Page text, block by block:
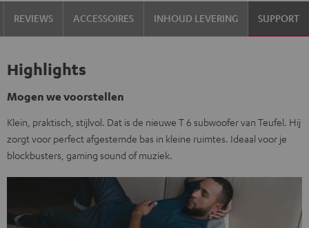
REVIEWS ACCESSOIRES INHOUD LEVERING SUPPORT
Highlights
Mogen we voorstellen
Klein, praktisch, stijlvol. Dat is de nieuwe T 6 subwoofer van Teufel. Hij
zorgt voor perfect afgestemde bas in kleine ruimtes. Ideaal voor je
blockbusters, gaming sound of muziek.